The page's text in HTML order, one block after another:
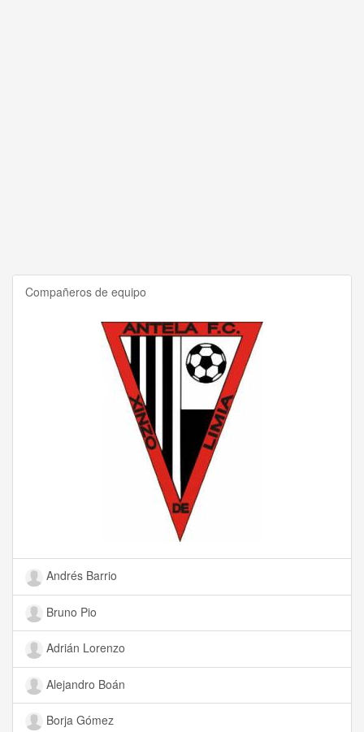
Compañeros de equipo
Andrés Barrio
Bruno Pio
Adrián Lorenzo
Alejandro Boán
Borja Gómez